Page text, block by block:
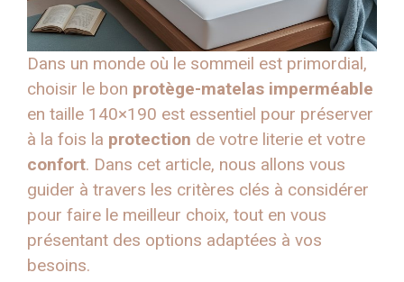
Dans un monde où le sommeil est primordial,
choisir le bon protège-matelas imperméable
en taille 140×190 est essentiel pour préserver
à la fois la protection de votre literie et votre
confort. Dans cet article, nous allons vous
guider à travers les critères clés à considérer
pour faire le meilleur choix, tout en vous
présentant des options adaptées à vos
besoins.